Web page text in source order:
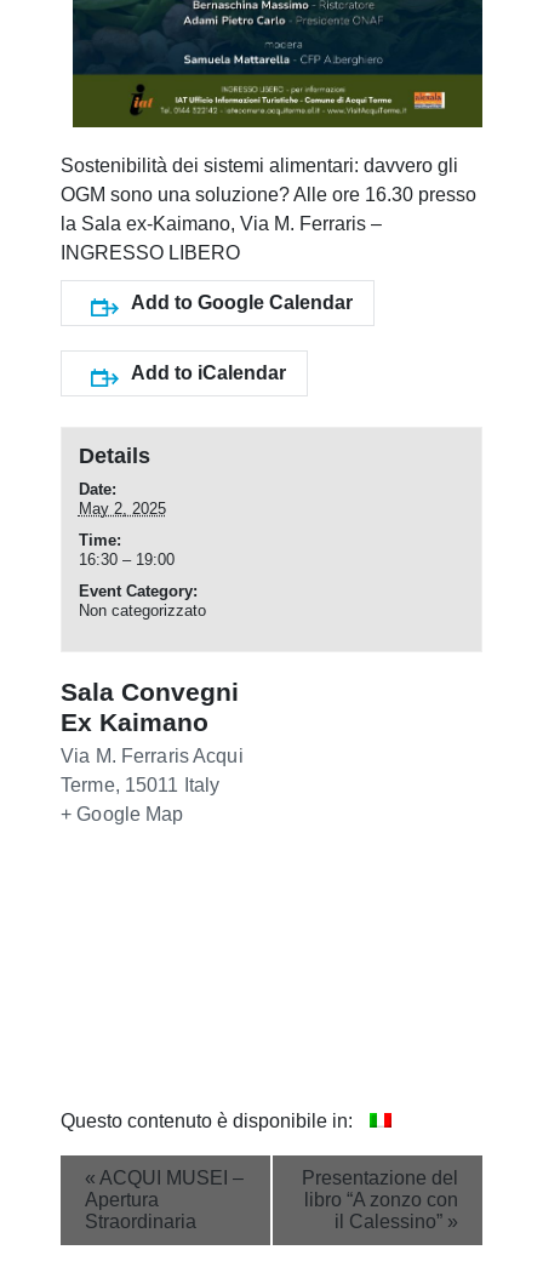
Sostenibilità dei sistemi alimentari: davvero gli
OGM sono una soluzione? Alle ore 16.30 presso
la Sala ex-Kaimano, Via M. Ferraris –
INGRESSO LIBERO
Add to Google Calendar
Add to iCalendar
Details
Date:
May 2, 2025
Time:
16:30 – 19:00
Event Category:
Non categorizzato
Sala Convegni
Ex Kaimano
Via M. FerrarisAcqui
Terme, 15011 Italy
+ Google Map
Questo contenuto è disponibile in:
Event
Navigation
« ACQUI MUSEI –
Apertura
Straordinaria
Presentazione del
libro “A zonzo con
il Calessino” »